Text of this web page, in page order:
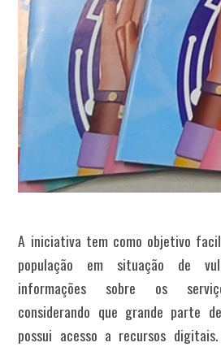
A iniciativa tem como objetivo
população em situação de
informações sobre os
considerando que grande parte
possui acesso a recursos